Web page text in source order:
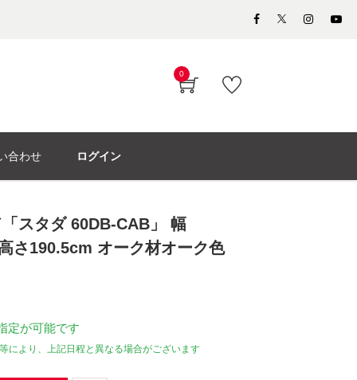
0
合わせ ログイン
スタダ 60DB-CAB」 幅
さ190.5cm オーク材オーク色
定が可能です
により、上記日程と異なる場合がございます